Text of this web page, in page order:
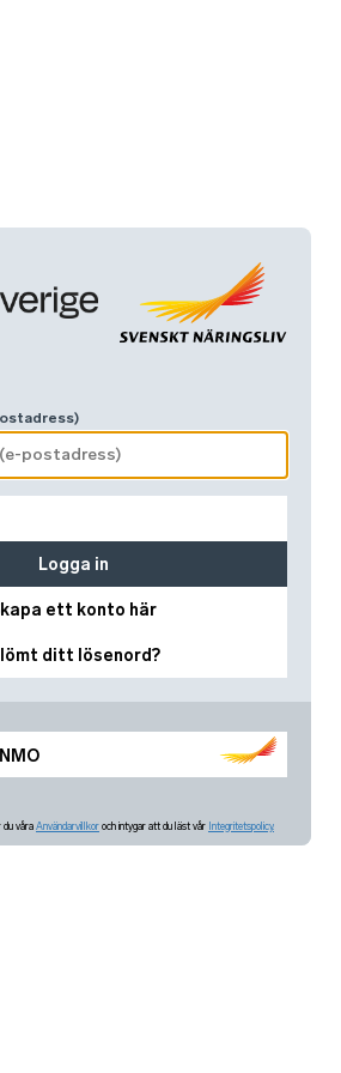
ett konto här
ditt lösenord?
Logga in
du våra Användarvillkor och intygar att du läst vår Integritetspolicy.